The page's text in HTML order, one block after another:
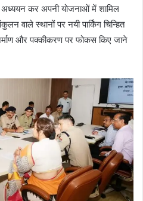
अध्ययन कर अपनी योजनाओं में शामिल
वाले स्थानों पर नयी पार्किंग चिन्हित
और पक्कीकरण पर फोकस किए जाने